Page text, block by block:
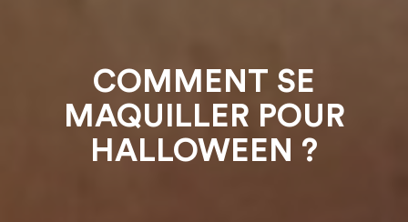
COMMENT SE
MAQUILLER POUR
HALLOWEEN ?